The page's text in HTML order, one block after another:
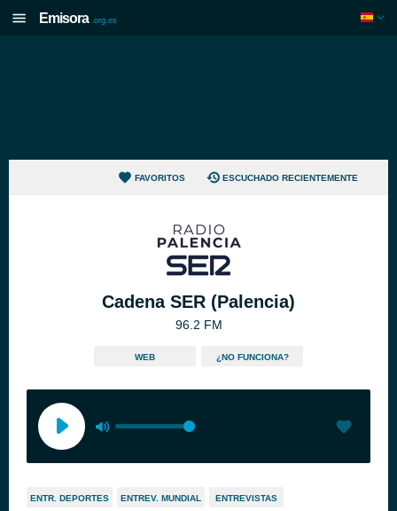
Emisora .org.es
FAVORITOS ESCUCHADO RECIENTEMENTE
Cadena SER (Palencia)
96.2 FM
WEB ¿NO FUNCIONA?
ENTR. DEPORTES ENTREV. MUNDIAL ENTREVISTAS